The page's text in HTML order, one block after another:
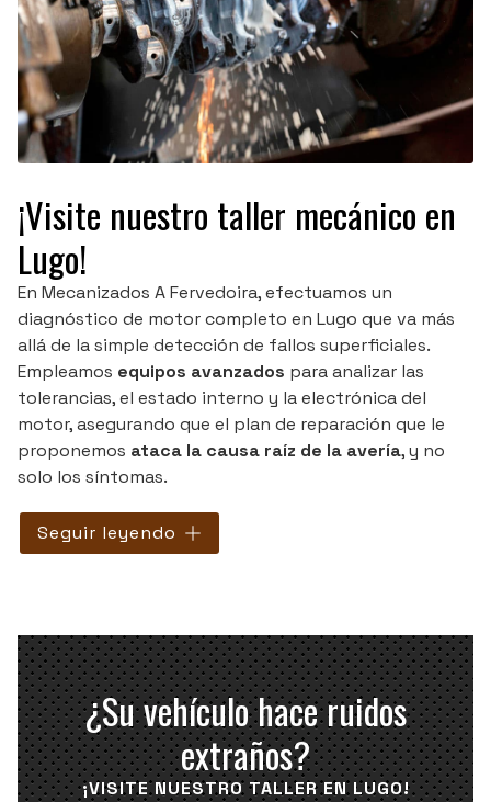
¡Visite nuestro taller mecánico en
Lugo!
En Mecanizados A Fervedoira, efectuamos un
diagnóstico de motor completo en Lugo que va más
allá de la simple detección de fallos superficiales.
Empleamos equipos avanzados para analizar las
tolerancias, el estado interno y la electrónica del
motor, asegurando que el plan de reparación que le
proponemos ataca la causa raíz de la avería, y no
solo los síntomas.
Además de nuestra alta especialización en rectificado
y reparación de motores, cubrimos aquellos
instalaciones. Esto incluye lapuesta a puntotras la
reparación, laverificación de nivelesde fluidos y la
comprobación de luces y frenos, complementando
el servicio principal de forma integral.
Seguir leyendo
¿Su vehículo hace ruidos
extraños?
¡VISITE NUESTRO TALLER EN LUGO!